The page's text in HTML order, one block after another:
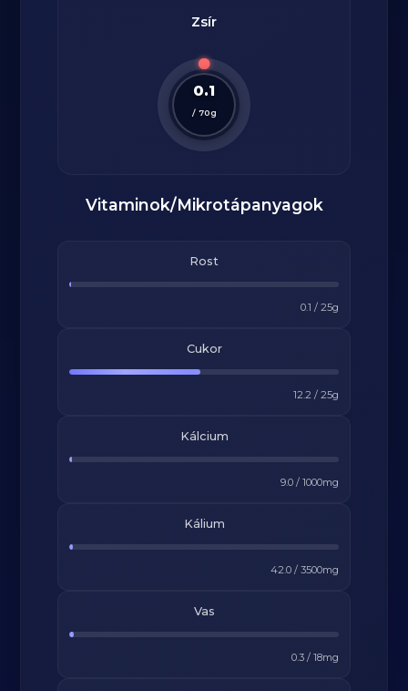
Zsír
0.1
/ 70g
Vitaminok/Mikrotápanyagok
Rost
0.1 / 25g
Cukor
12.2/ 25g
Kálcium
9.0/ 1000mg
Kálium
42.0/ 3500mg
Vas
0.3/ 18mg